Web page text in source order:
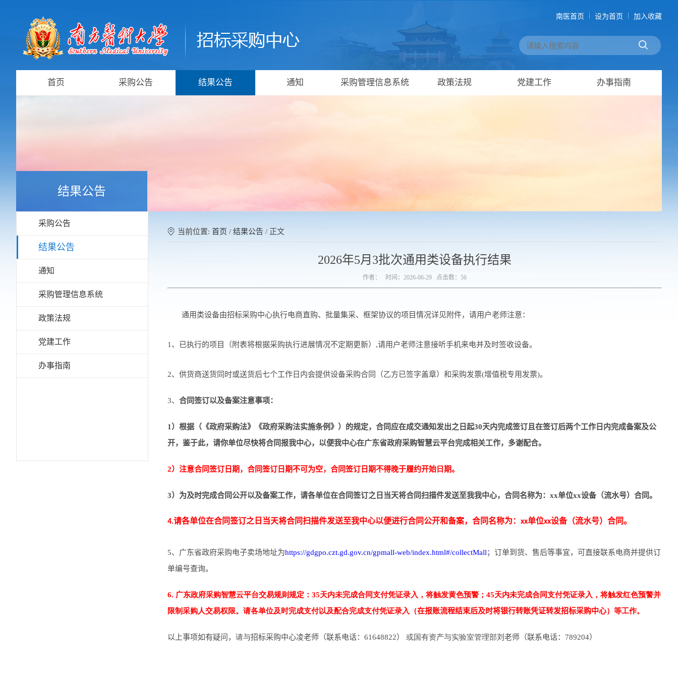
南医首页 设为首页 加入收藏
首页 采购公告 结果公告 通知 采购管理信息系统 政策法规 党建工作 办事指南
结果公告
采购公告
结果公告
通知
采购管理信息系统
政策法规
党建工作
办事指南
当前位置: 首页 / 结果公告 / 正文
2026年5月3批次通用类设备执行结果
作者： 时间：2026-06-29 点击数： 56
通用类设备由招标采购中心执行电商直购、批量集采、框架协议的项目情况详见附件，请用户老师注意：
1、已执行的项目（附表将根据采购执行进展情况不定期更新）,请用户老师注意接听手机来电并及时签收设备。
2、供货商送货同时或送货后七个工作日内会提供设备采购合同（乙方已签字盖章）和采购发票(增值税专用发票)。
3、 合同签订以及备案注意事项：
1）根据（《政府采购法》《政府采购法实施条例》）的规定，合同应在成交通知发出之日起30天内完成签订且在签订后两个工作日内完成备案及公
开，鉴于此，请你单位尽快将合同报我中心，以便我中心在广东省政府采购智慧云平台完成相关工作，多谢配合。
2）注意合同签订日期，合同签订日期不可为空，合同签订日期不得晚于履约开始 日期。
3）为及时完成合同公开以及备案工作，请各单位在合同签订之日当天将合同扫描件发送至我我中心，合同名称为：xx单位xx设备（流水号）合同。
4.请各单位在合同签订之日当天将合同扫描件发送至我中心以便进行合同公开和备案，合同名称为：xx单位xx设备（流水号）合同。
5、广东省政府采购电子卖场地址为https://gdgpo.czt.gd.gov.cn/gpmall-web/index.html#/collectMall；订单到货、售后等事宜，可直接联系电商并提供订
单编号查询。
6. 广东政府采购智慧云平台交易规则规定：35天内未完成合同支付凭证录入，将触发黄色预警；45天内未完成合同支付凭证录入，将触发红色预警并
限制采购人交易权限。请各单位及时完成支付以及配合完成支付凭证录入（在报账流程结束后及时将银行转账凭证转发招标采购中心）等工作。
以上事项如有疑问， 请与招标采购中心凌老师（联系电话：61648822） 或国有资产与实验室管理部刘老师（联系电话：789204）